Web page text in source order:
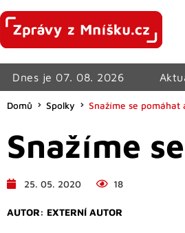
Dnes je 07. 08. 2026
Domů Spolky Snažíme se pomáhat
Snažíme
25. 05. 2020 18
AUTOR: EXTERNÍ AUTOR